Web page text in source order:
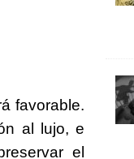
favorable.
al lujo, e
el